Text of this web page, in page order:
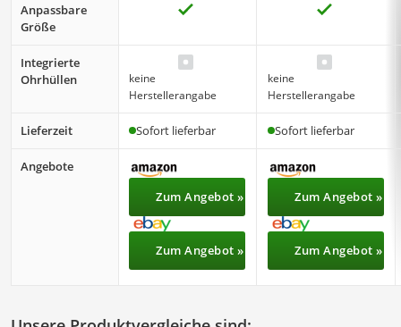
Anpassbare
Größe
Integrierte
Ohrhüllen
keine
Herstellerangabe
keine
Herstellerangabe
Lieferzeit Sofort lieferbar Sofort lieferbar
Angebote
Zum Angebot »
Zum Angebot »
Zum Angebot »
Zum Angebot »